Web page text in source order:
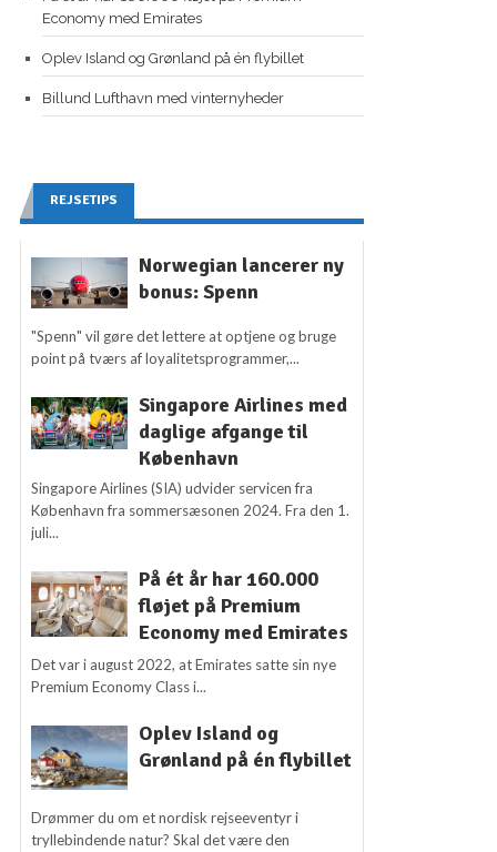
Economy med Emirates
Oplev Island og Grønland på én flybillet
Billund Lufthavn med vinternyheder
REJSETIPS
Norwegian lancerer ny
bonus: Spenn
"Spenn" vil gøre det lettere at optjene og bruge
point på tværs af loyalitetsprogrammer,...
Singapore Airlines med
daglige afgange til
København
Singapore Airlines (SIA) udvider servicen fra
København fra sommersæsonen 2024. Fra den 1.
juli...
På ét år har 160.000
fløjet på Premium
Economy med Emirates
Det var i august 2022, at Emirates satte sin nye
Premium Economy Class i...
Oplev Island og
Grønland på én flybillet
Drømmer du om et nordisk rejseeventyr i
tryllebindende natur? Skal det være den